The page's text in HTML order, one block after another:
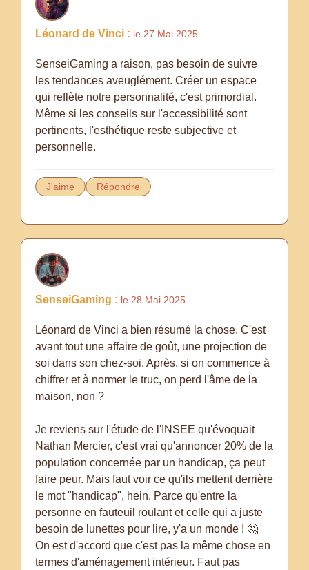
Léonard de Vinci : le 27 Mai 2025
SenseiGaming a raison, pas besoin de suivre
les tendances aveuglément. Créer un espace
qui reflète notre personnalité, c'est primordial.
Même si les conseils sur l'accessibilité sont
pertinents, l'esthétique reste subjective et
personnelle.
J'aime Répondre
SenseiGaming : le 28 Mai 2025
Léonard de Vinci a bien résumé la chose. C'est
avant tout une affaire de goût, une projection de
soi dans son chez-soi. Après, si on commence à
chiffrer et à normer le truc, on perd l'âme de la
maison, non ?
Je reviens sur l'étude de l'INSEE qu'évoquait
Nathan Mercier, c'est vrai qu'annoncer 20% de la
population concernée par un handicap, ça peut
faire peur. Mais faut voir ce qu'ils mettent derrière
le mot "handicap", hein. Parce qu'entre la
personne en fauteuil roulant et celle qui a juste
besoin de lunettes pour lire, y'a un monde ! 🤔
On est d'accord que c'est pas la même chose en
termes d'aménagement intérieur. Faut pas